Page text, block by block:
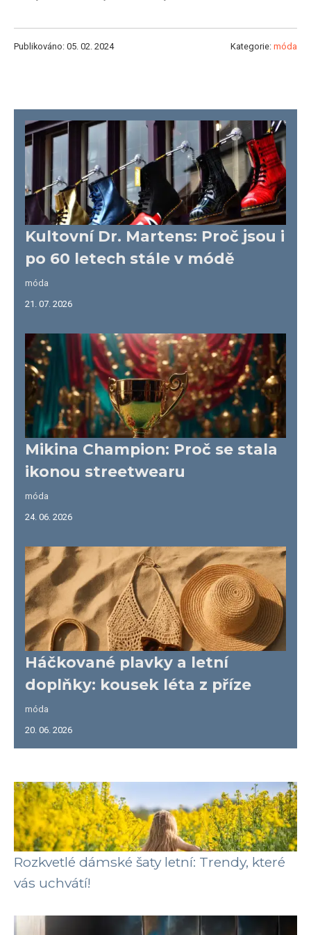
Publikováno: 05. 02. 2024 Kategorie: móda
Kultovní Dr. Martens: Proč jsou i
po 60 letech stále v módě
móda
21. 07. 2026
Mikina Champion: Proč se stala
ikonou streetwearu
móda
24. 06. 2026
Háčkované plavky a letní
doplňky: kousek léta z příze
móda
20. 06. 2026
Rozkvetlé dámské šaty letní: Trendy, které
vás uchvátí!